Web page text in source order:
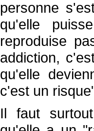
personne
qu'elle
reproduise
addiction,
qu'elle
c'est un
Il faut